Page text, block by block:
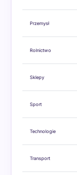
Przemysł
Rolnictwo
Sklepy
Sport
Technologie
Transport